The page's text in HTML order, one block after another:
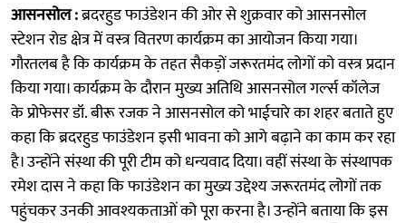
आसनसोल :ब्रदरहुड फाउंडेशन की ओर से शुक्रवार को आसनसोल
स्टेशन रोड क्षेत्र में वस्त्र वितरण कार्यक्रम का आयोजन किया गया।
गौरतलब है कि कार्यक्रम के तहत सैकड़ों जरूरतमंद लोगों को वस्त्र प्रदान
किया गया। कार्यक्रम के दौरान मुख्य अतिथि आसनसोल गर्ल्स कॉलेज
के प्रोफेसर डॉ. बीरू रजक ने आसनसोल को भाईचारे का शहर बताते हुए
कहा कि ब्रदरहुड फाउंडेशन इसी भावना को आगे बढ़ाने का काम कर रहा
है। उन्होंने संस्था की पूरी टीम को धन्यवाद दिया। वहीं संस्था के संस्थापक
रमेश दास ने कहा कि फाउंडेशन का मुख्य उद्देश्य जरूरतमंद लोगों तक
पहुंचकर उनकी आवश्यकताओं को पूरा करना है। उन्होंने बताया कि इस